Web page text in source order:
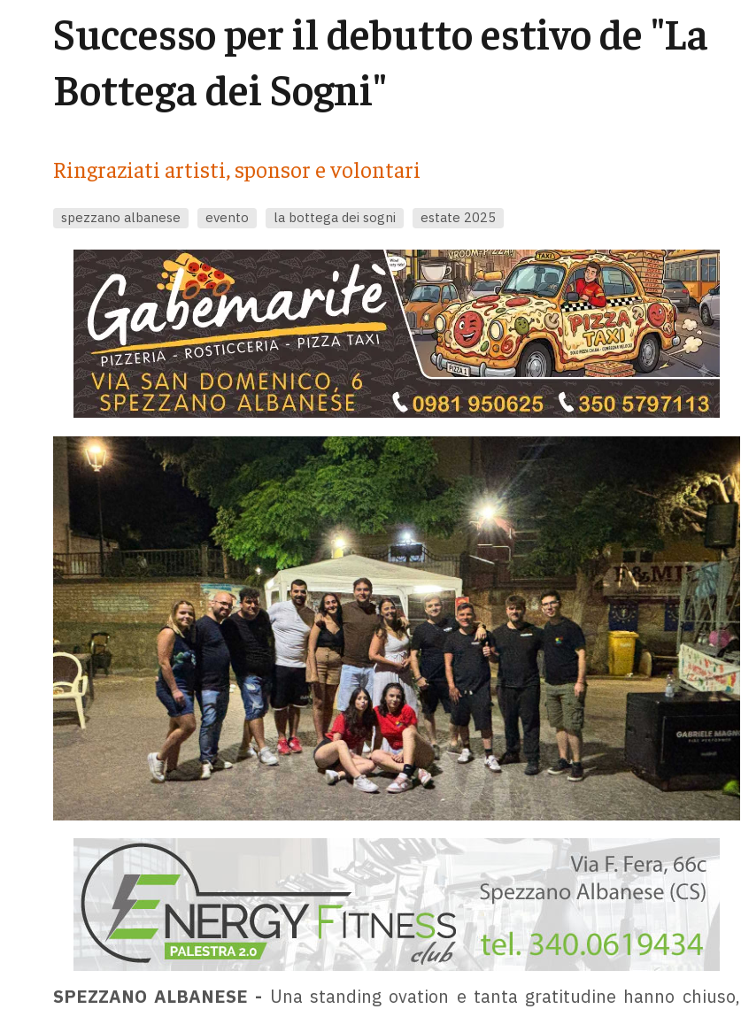
Successo per il debutto estivo de "La
Bottega dei Sogni"
Ringraziati artisti, sponsor e volontari
spezzano albanese evento la bottega dei sogni estate 2025
SPEZZANO ALBANESE - Una standing ovation e tanta gratitudine hanno chiuso,